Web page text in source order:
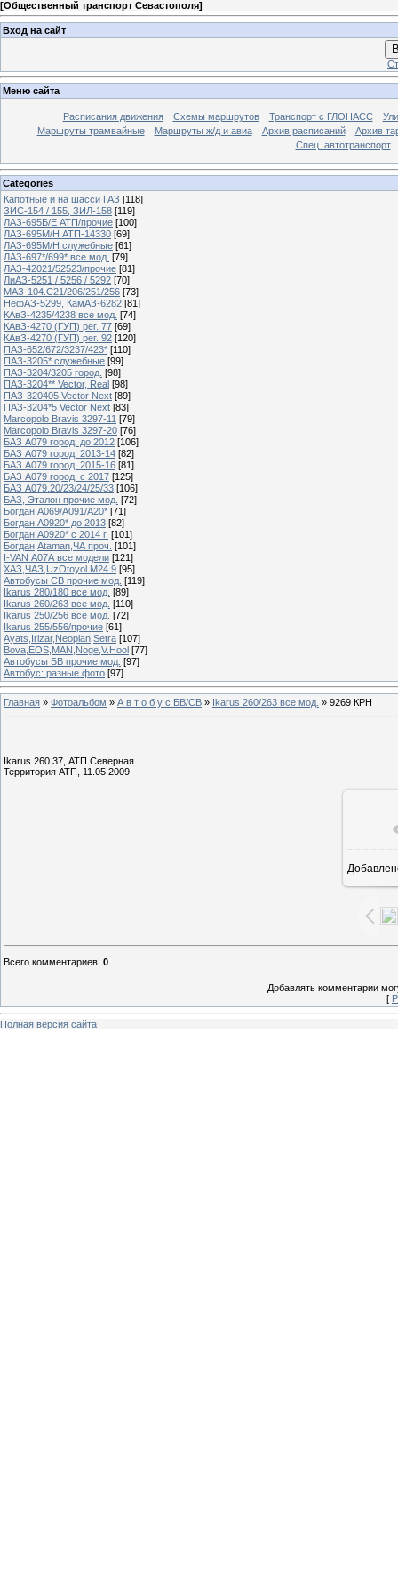
[Общественный транспорт Севастополя]
Вход на сайт
Меню сайта
Расписания движения Схемы маршрутов Транспорт с ГЛОНАСС
Маршруты трамвайные
Маршруты ж/д и авиа Архив расписаний
Архив
Спец. автотранспорт
Categories
Капотные и на шасси ГАЗ [118]
ЗИС-154 / 155, ЗИЛ-158 [119]
ЛАЗ-695Б/Е АТП/прочие [100]
ЛАЗ-695М/Н АТП-14330 [69]
ЛАЗ-695М/Н служебные [61]
ЛАЗ-697*/699* все мод. [79]
ЛАЗ-42021/52523/прочие [81]
ЛиАЗ-5251 / 5256 / 5292 [70]
МАЗ-104.C21/206/251/256 [73]
НефАЗ-5299, КамАЗ-6282 [81]
КАвЗ-4235/4238 все мод. [74]
КАвЗ-4270 (ГУП) рег. 77 [69]
КАвЗ-4270 (ГУП) рег. 92 [120]
ПАЗ-652/672/3237/423* [110]
ПАЗ-3205* служебные [99]
ПАЗ-3204/3205 город. [98]
ПАЗ-3204** Vector, Real [98]
ПАЗ-320405 Vector Next [89]
ПАЗ-3204*5 Vector Next [83]
Marcopolo Bravis 3297-11 [79]
Marcopolo Bravis 3297-20 [76]
БАЗ А079 город. до 2012 [106]
БАЗ А079 город. 2013-14 [82]
БАЗ А079 город. 2015-16 [81]
БАЗ А079 город. с 2017 [125]
БАЗ А079.20/23/24/25/33 [106]
БАЗ, Эталон прочие мод. [72]
Богдан А069/А091/А20* [71]
Богдан А0920* до 2013 [82]
Богдан А0920* с 2014 г. [101]
Богдан,Ataman,ЧА проч. [101]
I-VAN А07А все модели [121]
ХАЗ,ЧАЗ,UzOtoyol M24.9 [95]
Автобусы СВ прочие мод. [119]
Ikarus 280/180 все мод. [89]
Ikarus 260/263 все мод. [110]
Ikarus 250/256 все мод. [72]
Ikarus 255/556/прочие [61]
Ayats,Irizar,Neoplan,Setra [107]
Bova,EOS,MAN,Noge,V.Hool [77]
Автобусы БВ прочие мод. [97]
Автобус: разные фото [97]
Главная » Фотоальбом » А в т о б у с БВ/СВ » Ikarus 260/263 все мод. » 9269 КРН
Ikarus 260.37, АТП Северная.
Территория АТП, 11.05.2009
Всего комментариев: 0
Добавлять комментарии
[
Полная версия сайта